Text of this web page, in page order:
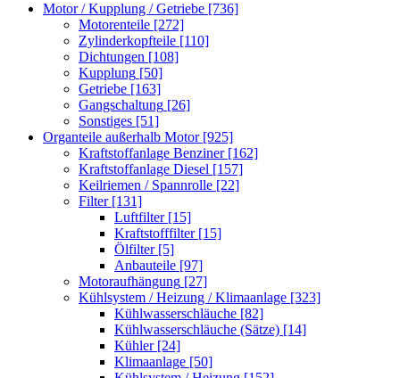
Motor / Kupplung / Getriebe [736]
Motorenteile [272]
Zylinderkopfteile [110]
Dichtungen [108]
Kupplung [50]
Getriebe [163]
Gangschaltung [26]
Sonstiges [51]
Organteile außerhalb Motor [925]
Kraftstoffanlage Benziner [162]
Kraftstoffanlage Diesel [157]
Keilriemen / Spannrolle [22]
Filter [131]
Luftfilter [15]
Kraftstofffilter [15]
Ölfilter [5]
Anbauteile [97]
Motoraufhängung [27]
Kühlsystem / Heizung / Klimaanlage [323]
Kühlwasserschläuche [82]
Kühlwasserschläuche (Sätze) [14]
Kühler [24]
Klimaanlage [50]